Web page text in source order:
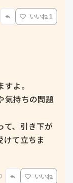
いいね 1
よ。
気持ちの問題
て、引き下が
けて立ちま
いいね